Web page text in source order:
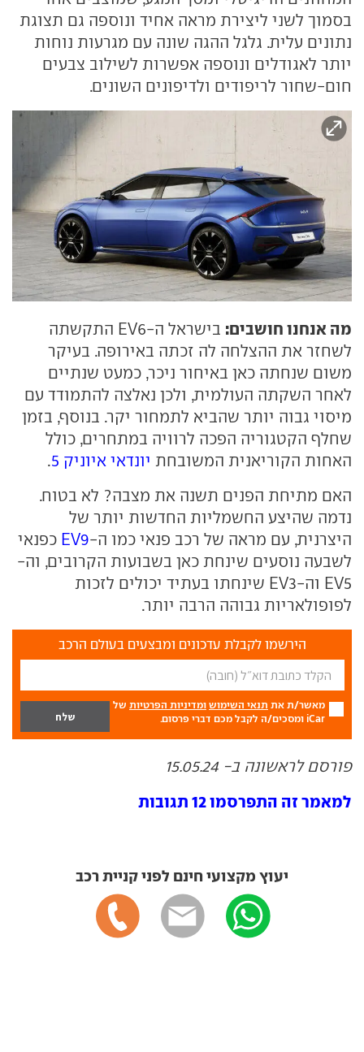
בסמוך לשני ליצירת מראה אחיד ונוספה גם תצוגת
נתונים עלית. גלגל ההגה שונה עם מגרעות נוחות
יותר לאגודלים ונוספה אפשרות לשילוב צבעים
חום-שחור לריפודים ולדיפונים השונים.
מה אנחנו חושבים:
בישראל ה-EV6 התקשתה
לשחזר את ההצלחה לה זכתה באירופה. בעיקר
משום שנחתה כאן באיחור ניכר, כמעט שנתיים
לאחר השקתה העולמית, ולכן נאלצה להתמודד עם
מיסוי גבוה יותר שהביא לתמחור יקר. בנוסף, בזמן
שחלף הקטגוריה הפכה לרוויה במתחרים, כולל
האחות הקוריאנית המשובחת יונדאי איוניק 5
.
האם מתיחת הפנים תשנה את מצבה? לא בטוח.
נדמה שהיצע החשמליות החדשות יותר של
היצרנית, עם מראה של רכב פנאי כמו ה-EV9 כפנאי
לשבעה נוסעים שינחת כאן בשבועות הקרובים, וה-
EV5 וה-EV3 שינחתו בעתיד יכולים לזכות
לפופולאריות גבוהה הרבה יותר.
הירשמו לקבלת עדכונים ומבצעים בעולם הרכב
מאשר/ת את תנאי השימוש ומדיניות הפרטיות של
iCar ומסכים/ה לקבל מכם דברי פרסום.
פורסם לראשונה ב- 15.05.24
למאמר זה התפרסמו 12 תגובות
יעוץ מקצועי חינם לפני קניית רכב